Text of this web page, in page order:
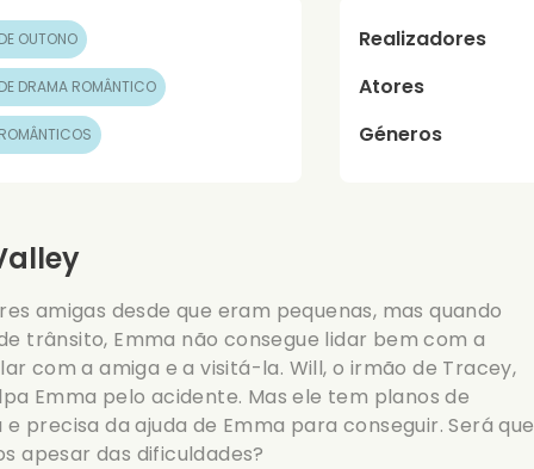
OUTONO
DRAMA ROMÂNTICO
Realizadores
Atores
Géneros
amigas desde que eram pequenas, mas quando
trânsito, Emma não consegue lidar bem com a
com a amiga e a visitá-la. Will, o irmão de Tracey,
Emma pelo acidente. Mas ele tem planos de
precisa da ajuda de Emma para conseguir. Será que
apesar das dificuldades?